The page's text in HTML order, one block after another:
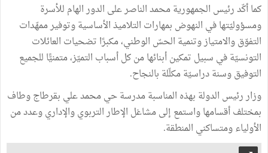
كما أكّد رئيس الجمهورية محمد الناصر على الدور الهام للأسرة
ومسؤوليّتها في النهوض بمهارات التلاميذ الأساسية وتوفير ممهّدات
التفوّق والامتياز وتنمية الحسّ الوطني، مكبرًا تضحيات العائلات
التونسيّة في سبيل تمكين أبنائها من كل أسباب التميّز، متمنيًّا للجميع
التوفيق وسنة دراسيّة مكلّلة بالنجاح.
وزار رئيس الدولة بهذه المناسبة مدرسة حي محمد علي بقرطاج وطاف
بمختلف أقسامها واستمع إلى مشاغل الإطار التربوي والإداري وعدد من
الأولياء ومتساكني المنطقة.